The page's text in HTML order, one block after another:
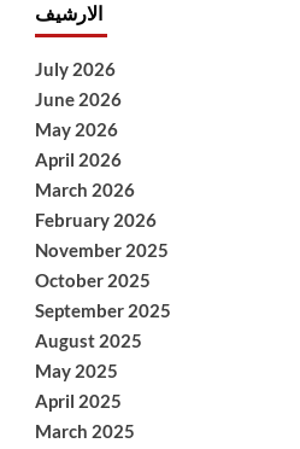
الارشيف
July 2026
June 2026
May 2026
April 2026
March 2026
February 2026
November 2025
October 2025
September 2025
August 2025
May 2025
April 2025
March 2025